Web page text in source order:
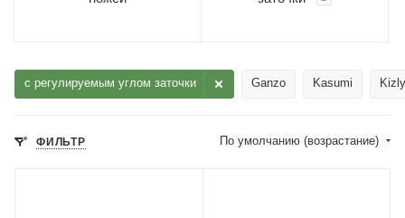
Ganzo Kasumi
с регулируемым углом заточки
ФИЛЬТР По умолчанию (возрастание)